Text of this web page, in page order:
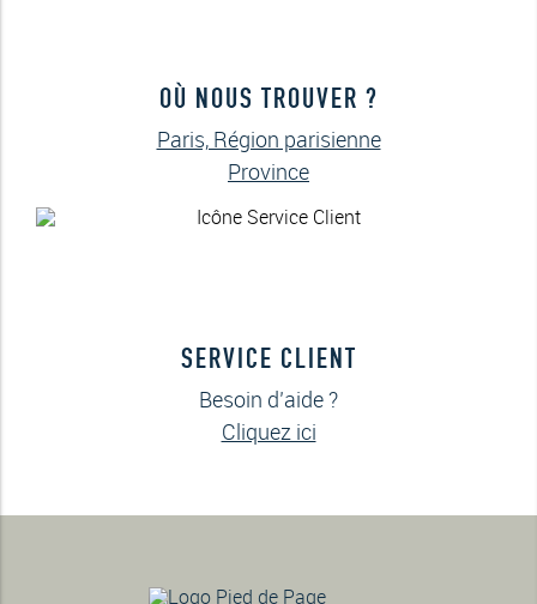
OÙ NOUS TROUVER ?
Paris, Région parisienne
Province
SERVICE CLIENT
Besoin d’aide ?
Cliquez ici